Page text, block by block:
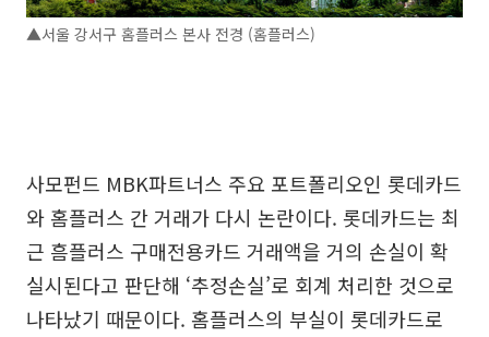
▲서울 강서구 홈플러스 본사 전경 (홈플러스)
사모펀드 MBK파트너스 주요 포트폴리오인 롯데카드
와 홈플러스 간 거래가 다시 논란이다. 롯데카드는 최
근 흠플러스 구매전용카드 거래액을 거의 손실이 확
실시된다고 판단해 ‘추정손실’로 회계 처리한 것으로
나타났기 때문이다. 홈플러스의 부실이 롯데카드로